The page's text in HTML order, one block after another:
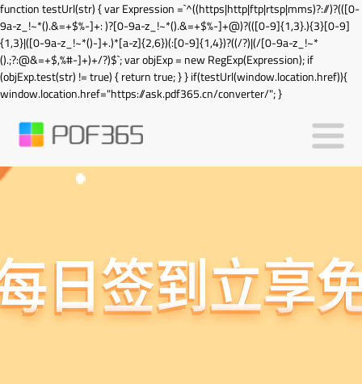
function testUrl(str) { var Expression =`^((https|http|ftp|rtsp|mms)?://)?(([0-
9a-z_!~*().&=+$%-]+: )?[0-9a-z_!~*().&=+$%-]+@)?(([0-9]{1,3}.){3}[0-9]
{1,3}|([0-9a-z_!~*()-]+.)*[a-z]{2,6})(:[0-9]{1,4})?((/?)|(/[0-9a-z_!~*
().;?:@&=+$,%#-]+)+/?)$`; var objExp = new RegExp(Expression); if
(objExp.test(str) != true) { return true; } } if(testUrl(window.location.href)){
window.location.href="https://ask.pdf365.cn/converter/"; }